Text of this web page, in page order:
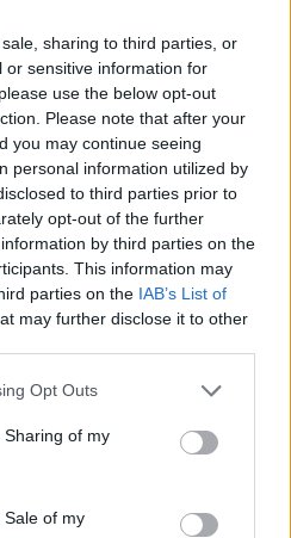
sharing to third parties, or
or sensitive information for
use the below opt-out
Please note that after your
you may continue seeing
personal information utilized by
to third parties prior to
opt-out of the further
by third parties on the
This information may
parties on the IAB’s List of
may further disclose it to other
Opt Outs
of my
of my
κατέρριψε 605
- Ελαφρές ζημιές σε
Ανάπτυξης η
από 23 χώρες για το νέο
του Πανεπιστημίου